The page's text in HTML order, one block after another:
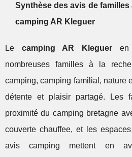
Synthèse des avis de
camping AR Kleguer
Le camping AR Klegueren
nombreuses familles à la
camping, camping familial, nature
détente et plaisir partagé. Les
proximité du camping bretagne
couverte chauffee, et les
avis camping mettent en